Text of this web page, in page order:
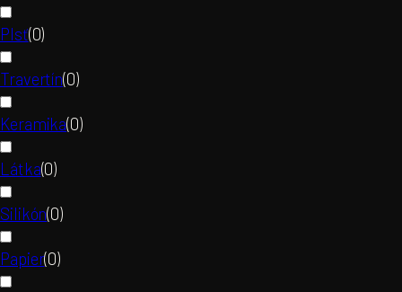
Plsť(0)
Travertín(0)
Keramika(0)
Látka(0)
Silikón(0)
Papier(0)